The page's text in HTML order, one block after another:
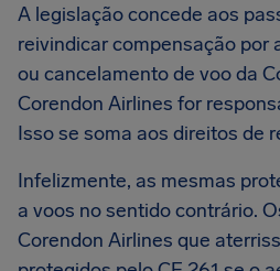
A legislação concede aos
reivindicar compensação por
ou cancelamento de voo da
Corendon Airlines for
Isso se soma aos direitos de
Infelizmente, as mesmas
a voos no sentido contrário.
Corendon Airlines que